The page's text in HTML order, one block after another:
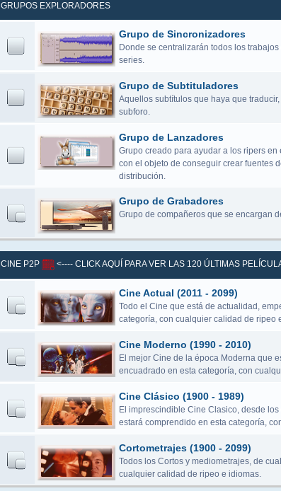
GRUPOS EXPLORADORES
Grupo de Sincronizadores
Donde se centralizarán todos los
series.
Grupo de Subtituladores
Aquellos subtítulos que haya que
subforo.
Grupo de Lanzadores
Grupo creado para ayudar a los ripers
con el objeto de conseguir crear fuentes
distribución.
Grupo de Grabadores
Grupo de compañeros que se encargan
CINE P2P <---- CLICK AQUÍ PARA VER LAS 120 ÚLTIMAS
Cine Actual (2011 - 2099)
Todo el Cine que está de actualidad,
categoría, con cualquier calidad de ripeo
Cine Moderno (1990 - 2010)
El mejor Cine de la época Moderna que
encuadrado en esta categoría, con
Cine Clásico (1900 - 1989)
El imprescindible Cine Clasico, desde
estará comprendido en esta categoría,
Cortometrajes (1900 - 2099)
Todos los Cortos y mediometrajes, de
cualquier calidad de ripeo e idiomas.